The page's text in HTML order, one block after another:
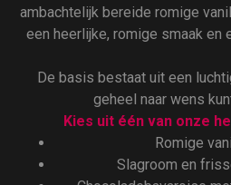
ambachtelijk bereide romige
een heerlijke, romige smaak en
De basis bestaat uit een
geheel naar wens
Kies uit één van onze
Romige
Slagroom en